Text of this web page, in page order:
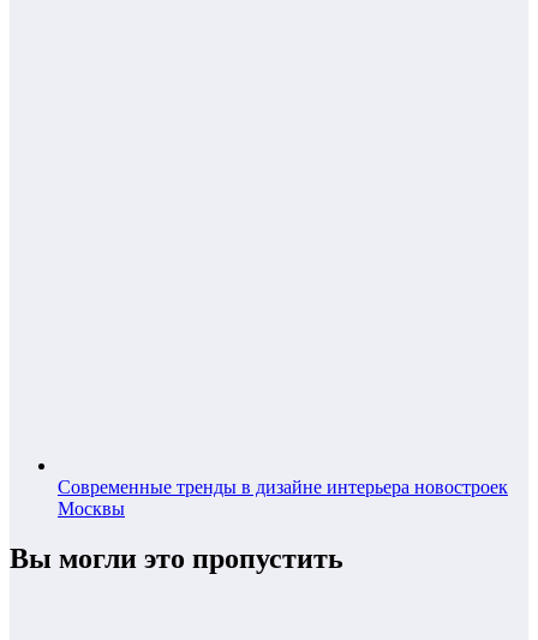
Современные тренды в дизайне интерьера новостроек
Москвы
Вы могли это пропустить